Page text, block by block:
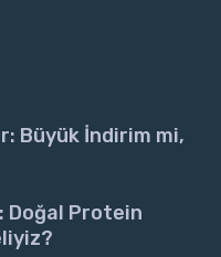
Büyük İndirim mi,
Doğal Protein